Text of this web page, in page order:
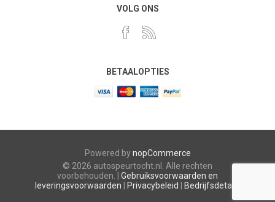
VOLG ONS
BETAALOPTIES
Powered bynopCommerce
© 2026 autospeurtocht.nl. Alle rechten
voorbehouden. | Gebruiksvoorwaarden en
leveringsvoorwaarden
Privacybeleid Bedrijfsdetails